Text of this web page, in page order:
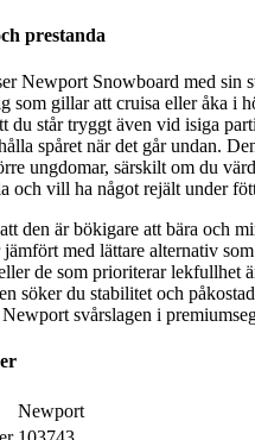
prestanda
Newport Snowboard med sin
som gillar att cruisa eller åka i
du står tryggt även vid isiga
spåret när det går undan.
ungdomar, särskilt om du
och vill ha något rejält under
den är bökigare att bära och
med lättare alternativ
de som prioriterar lekfullhet
söker du stabilitet och
svårslagen i
Newport